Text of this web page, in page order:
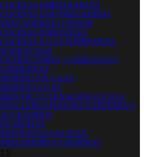
COCINAS EMPOTRABLES
COCINAS CON FREGADERO
FREGADEROS O SENOS
COCINAS PORTATILES
COCINAS A GAS SOBREMESA
BARBACOAS
EXTRACTORES, CAMPANAS Y
CHIMENEAS
HORNILLOS A GAS
HORNOS A GAS
MENAJE Y UTENSILIOS COCINA
PAELLEROS FOGONE SARTENES Y
ACCESORIOS
PLANCHAS
REPUESTOS COCINAS,
FREGADEROS Y HORNOS
 